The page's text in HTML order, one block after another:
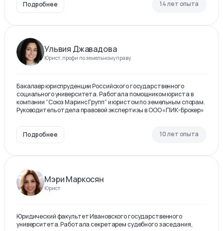
Подробнее 14 лет опыта
Ульвия Джавадова
Юрист, профи по земельному праву
Бакалавр юриспруденции Российского государственного
социального университета. Работала помощником юриста в
компании “Союз Маринс Групп” и юристом по земельным спорам.
Руководитель отдела правовой экспертизы в ООО «ПИК-Брокер»
Подробнее 10 лет опыта
Мэри Маркосян
Юрист
Юридический факультет Ивановского государственного
университета. Работала секретарем судебного заседания,